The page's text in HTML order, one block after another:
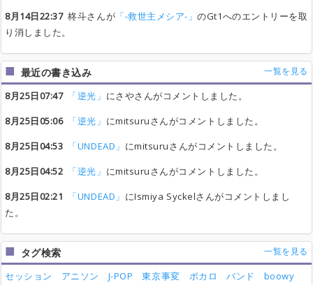
8月14日22:37柊斗さんが 「-救世主メシア-」のGt1へのエントリーを取
り消しました。
最近の書き込み 一覧を見る
8月25日07:47 「逆光」 にさやさんがコメントしました。
8月25日05:06
「逆光」 にmitsuruさんがコメントしました。
8月25日04:53
「UNDEAD」 にmitsuruさんがコメントしました。
8月25日04:52
「逆光」 にmitsuruさんがコメントしました。
8月25日02:21
「UNDEAD」 にIsmiya Syckelさんがコメントしまし
た。
タグ検索 一覧を見る
セッション アニソン J-POP 東京事変 ボカロ バンド
boowy